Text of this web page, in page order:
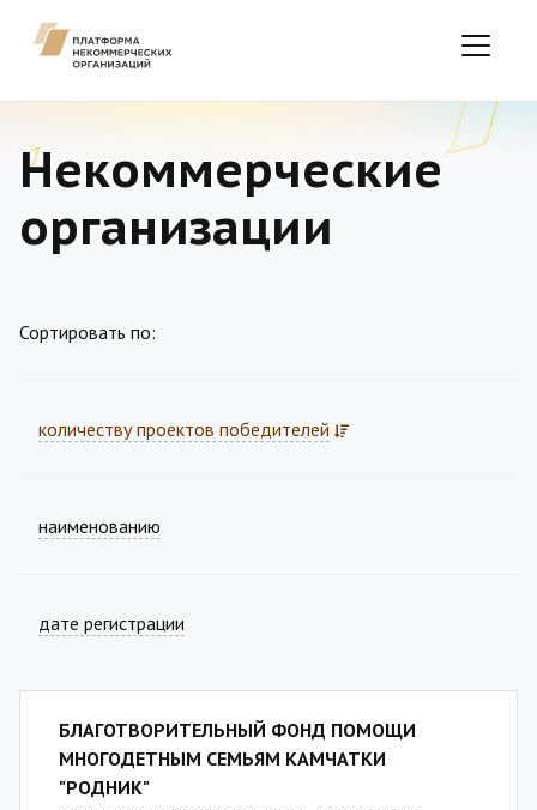
Некоммерческие
организации
Сортировать по:
количеству проектов победителей
наименованию
дате регистрации
БЛАГОТВОРИТЕЛЬНЫЙ ФОНД ПОМОЩИ
МНОГОДЕТНЫМ СЕМЬЯМ КАМЧАТКИ
"РОДНИК"